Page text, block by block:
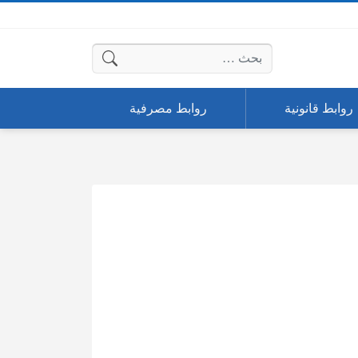
البحث عن:
روابط قانونية روابط مصرفية